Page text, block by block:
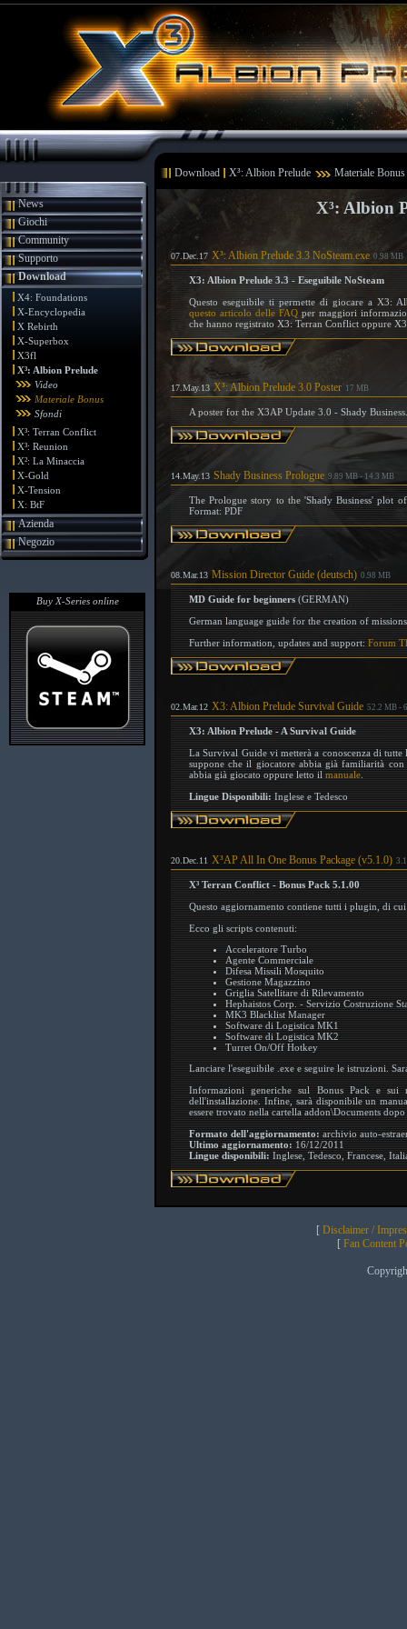
Download X³: Albion Prelude Materiale Bonus
News
Giochi
Community
Supporto
Download
X4: Foundations
X-Encyclopedia
X Rebirth
X-Superbox
X3fl
X³: Albion Prelude
Video
Materiale Bonus
Sfondi
X³: Terran Conflict
X³: Reunion
X²: La Minaccia
X-Gold
X-Tension
X: BtF
Azienda
Negozio
Buy X-Series online
X³: Albion
07.Dec.17 X³: Albion Prelude 3.3 NoSteam.exe 0.98 MB
X3: Albion Prelude 3.3 - Eseguibile NoSteam
Questo eseguibile ti permette di giocare a X3:
questo articolo delle FAQper maggiori
che hanno registrato X3: Terran Conflict oppure
17.May.13 X³: Albion Prelude 3.0 Poster 17 MB
A poster for the X3AP Update 3.0 - Shady
14.May.13 Shady Business Prologue 9.89 MB - 14.3 MB
The Prologue story to the 'Shady Business' plot
Format: PDF
08.Mar.13 Mission Director Guide (deutsch) 0.98 MB
MD Guide for beginners (GERMAN)
German language guide for the creation of
Further information, updates and support: Forum
02.Mar.12 X3: Albion Prelude Survival Guide 52.2 MB -
X3: Albion Prelude - A Survival Guide
La Survival Guide vi metterà a conoscenza di
suppone che il giocatore abbia già familiarità
abbia già giocato oppure letto il manuale
Lingue Disponibili: Inglese e Tedesco
20.Dec.11 X³AP All In One Bonus Package (v5.1.0)
X³ Terran Conflict - Bonus Pack 5.1.00
Questo aggiornamento contiene tutti i plugin, di
Ecco gli scripts contenuti:
Acceleratore Turbo
Agente Commerciale
Difesa Missili Mosquito
Gestione Magazzino
Griglia Satellitare di Rilevamento
Hephaistos Corp. - Servizio Costruzione
MK3 Blacklist Manager
Software di Logistica MK1
Software di Logistica MK2
Turret On/Off Hotkey
Lanciare l'eseguibile .exe e seguire le istruzioni.
Informazioni generiche sul Bonus Pack e sui
dell'installazione. Infine, sarà disponibile un
essere trovato nella cartella addon\Documents
Formato dell'aggiornamento: archivio auto-
Ultimo aggiornamento: 16/12/2011
Lingue disponibili: Inglese, Tedesco, Francese,
[ Disclaimer /
[ Fan Content